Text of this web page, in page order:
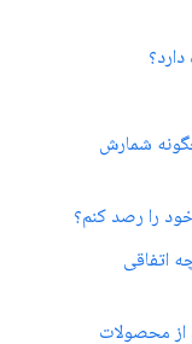
شمارش
را رصد کنم؟
اتفاقی
از محصولات